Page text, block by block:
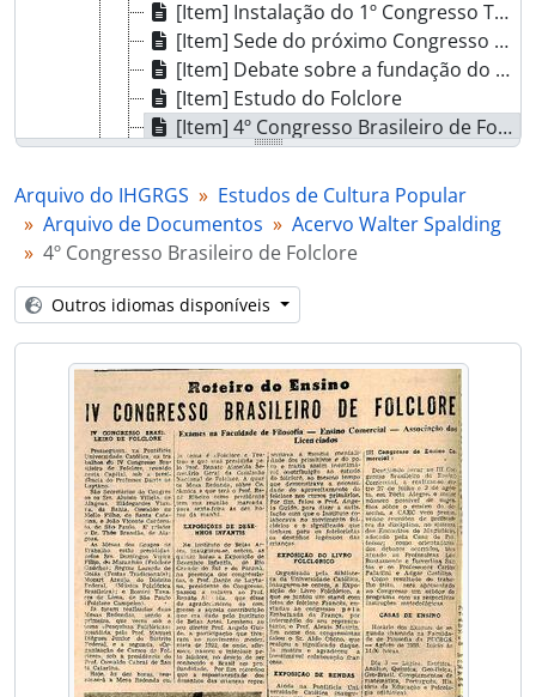
[Item] Instalação do 1º Congresso Tradicionalista
[Item] Sede do próximo Congresso Tradicionalista
[Item] Debate sobre a fundação do tradicionalismo
[Item] Estudo do Folclore
[Item] 4º Congresso Brasileiro de Folclore
[Item] 4º Congresso Brasileiro de Folclore - Medalha Silvio Romero
[Item] Perfil do gaucho
[Item] Congresso de folclore
[Item] 4º Congresso Brasileiro do Folclore
[Item] Encerramento do 4º Congresso Brasileiro de Folclore
[Item] Êxito do 2º Congresso Tradicionalista
[Item] Instalação do 1º Congresso Tradicionalista
[Item] Tradições gauchas no 1º Congresso Tradicionalista
[Item] Notícias do Congresso
[Item] Encerramento do 4º Congresso Brasileiro de Folclore
[Subsérie] Outros Pesquisadores
Arquivo do IHGRGS
Estudos de Cultura Popular
Arquivo de Documentos
Acervo Walter Spalding
4º Congresso Brasileiro de Folclore
Outros idiomas disponíveis